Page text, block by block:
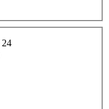
24